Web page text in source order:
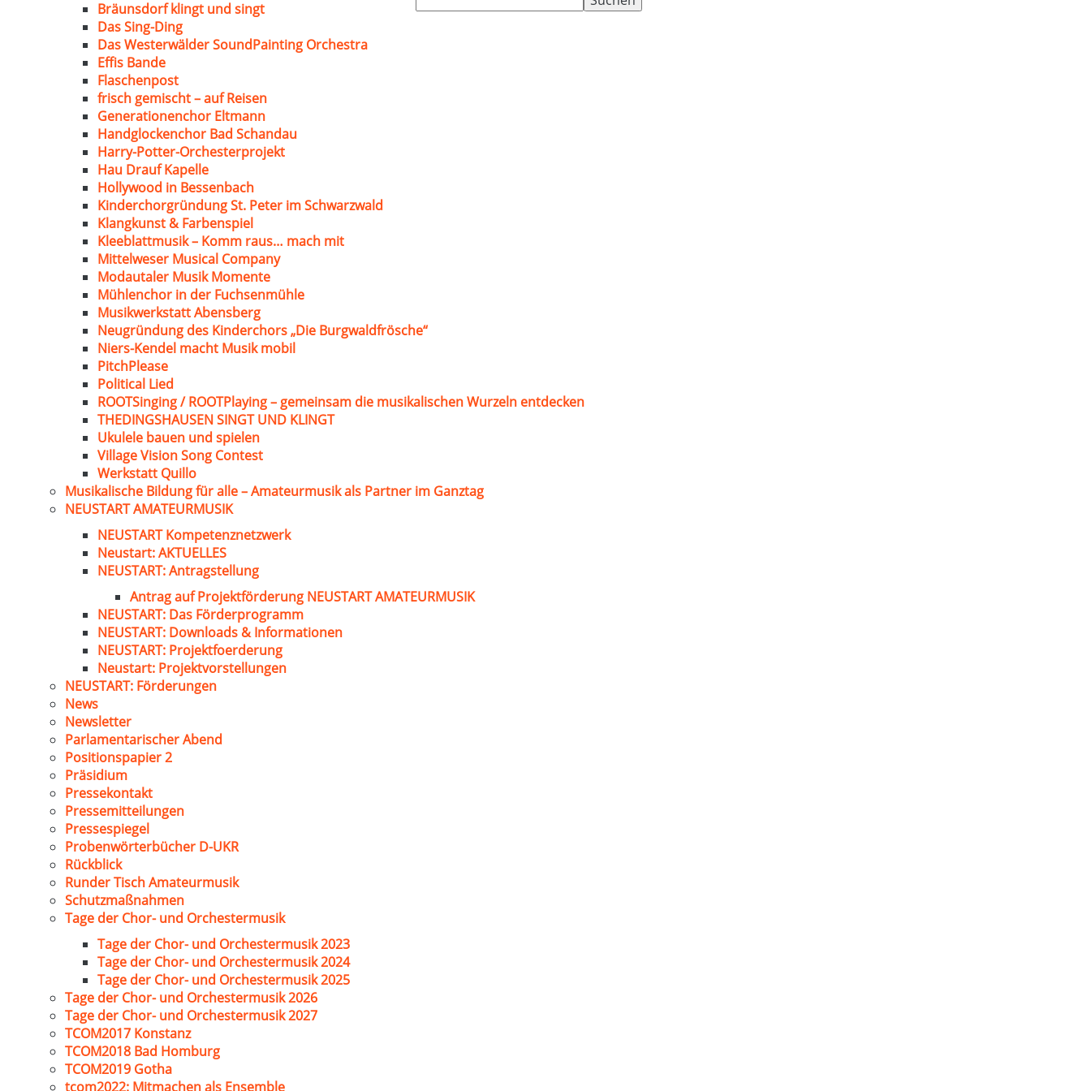
nach:
Bräunsdorf klingt und singt
Das Sing-Ding
Das Westerwälder SoundPainting Orchestra
Effis Bande
Flaschenpost
frisch gemischt – auf Reisen
Generationenchor Eltmann
Handglockenchor Bad Schandau
Harry-Potter-Orchesterprojekt
Hau Drauf Kapelle
Hollywood in Bessenbach
Kinderchorgründung St. Peter im Schwarzwald
Klangkunst & Farbenspiel
Kleeblattmusik – Komm raus… mach mit
Mittelweser Musical Company
Modautaler Musik Momente
Mühlenchor in der Fuchsenmühle
Musikwerkstatt Abensberg
Neugründung des Kinderchors „Die Burgwaldfrösche“
Niers-Kendel macht Musik mobil
PitchPlease
Political Lied
ROOTSinging / ROOTPlaying – gemeinsam die musikalischen Wurzeln entdecken
THEDINGSHAUSEN SINGT UND KLINGT
Ukulele bauen und spielen
Village Vision Song Contest
Werkstatt Quillo
Musikalische Bildung für alle – Amateurmusik als Partner im Ganztag
NEUSTART AMATEURMUSIK
NEUSTART Kompetenznetzwerk
Neustart: AKTUELLES
NEUSTART: Antragstellung
Antrag auf Projektförderung NEUSTART AMATEURMUSIK
NEUSTART: Das Förderprogramm
NEUSTART: Downloads & Informationen
NEUSTART: Projektfoerderung
Neustart: Projektvorstellungen
NEUSTART: Förderungen
News
Newsletter
Parlamentarischer Abend
Positionspapier 2
Präsidium
Pressekontakt
Pressemitteilungen
Pressespiegel
Probenwörterbücher D-UKR
Rückblick
Runder Tisch Amateurmusik
Schutzmaßnahmen
Tage der Chor- und Orchestermusik
Tage der Chor- und Orchestermusik 2023
Tage der Chor- und Orchestermusik 2024
Tage der Chor- und Orchestermusik 2025
Tage der Chor- und Orchestermusik 2026
Tage der Chor- und Orchestermusik 2027
TCOM2017 Konstanz
TCOM2018 Bad Homburg
TCOM2019 Gotha
tcom2022: Mitmachen als Ensemble